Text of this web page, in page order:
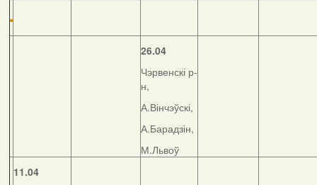
26.04
Чэрвенскі р-
н,
А.Вінчэўскі,
А.Барадзін,
М.Львоў
11.04